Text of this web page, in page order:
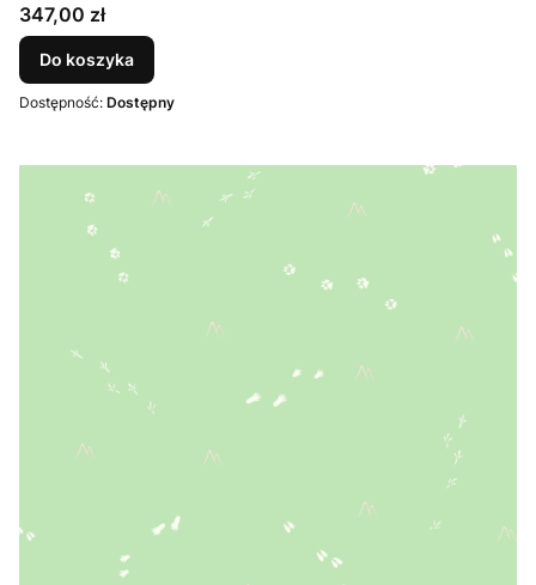
Cena
347,00 zł
Do koszyka
Dostępność: Dostępny